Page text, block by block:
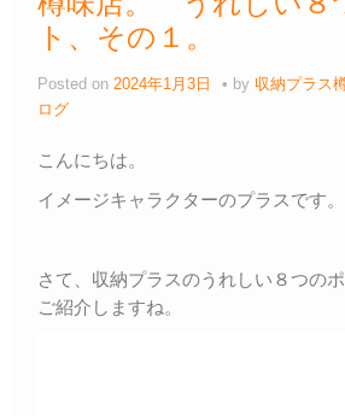
ト、その１。
Posted on 2024年1月3日 by 収納プラス
ログ
こんにちは。
イメージキャラクターのプラスです。
さて、収納プラスのうれしい８つの
ご紹介しますね。